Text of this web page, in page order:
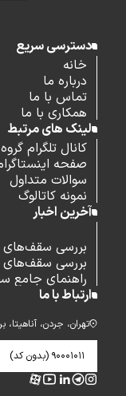
دسترسی سریع
خانه
درباره ما
تماس با ما
همکاری با ما
لینک های مرتبط
کانال تلگرام
صفحه
سوالات متداول
نمونه کاتالوگ
آخرین اخبار
بررسی سقف‌های
بررسی
راهنمای جامع
ارتباط با ما
تهران، جردن، آناهیتا،
۹۰۰۰۱۰۱۱ (بدون کد)